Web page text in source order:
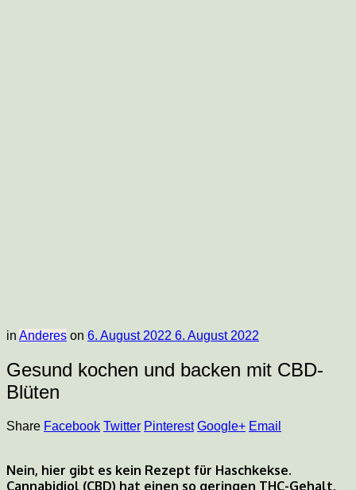
in Anderes on 6. August 2022 6. August 2022
Gesund kochen und backen mit CBD-
Blüten
Share Facebook Twitter Pinterest Google+ Email
Nein, hier gibt es kein Rezept für Haschkekse.
Cannabidiol (CBD) hat einen so geringen THC-Gehalt,